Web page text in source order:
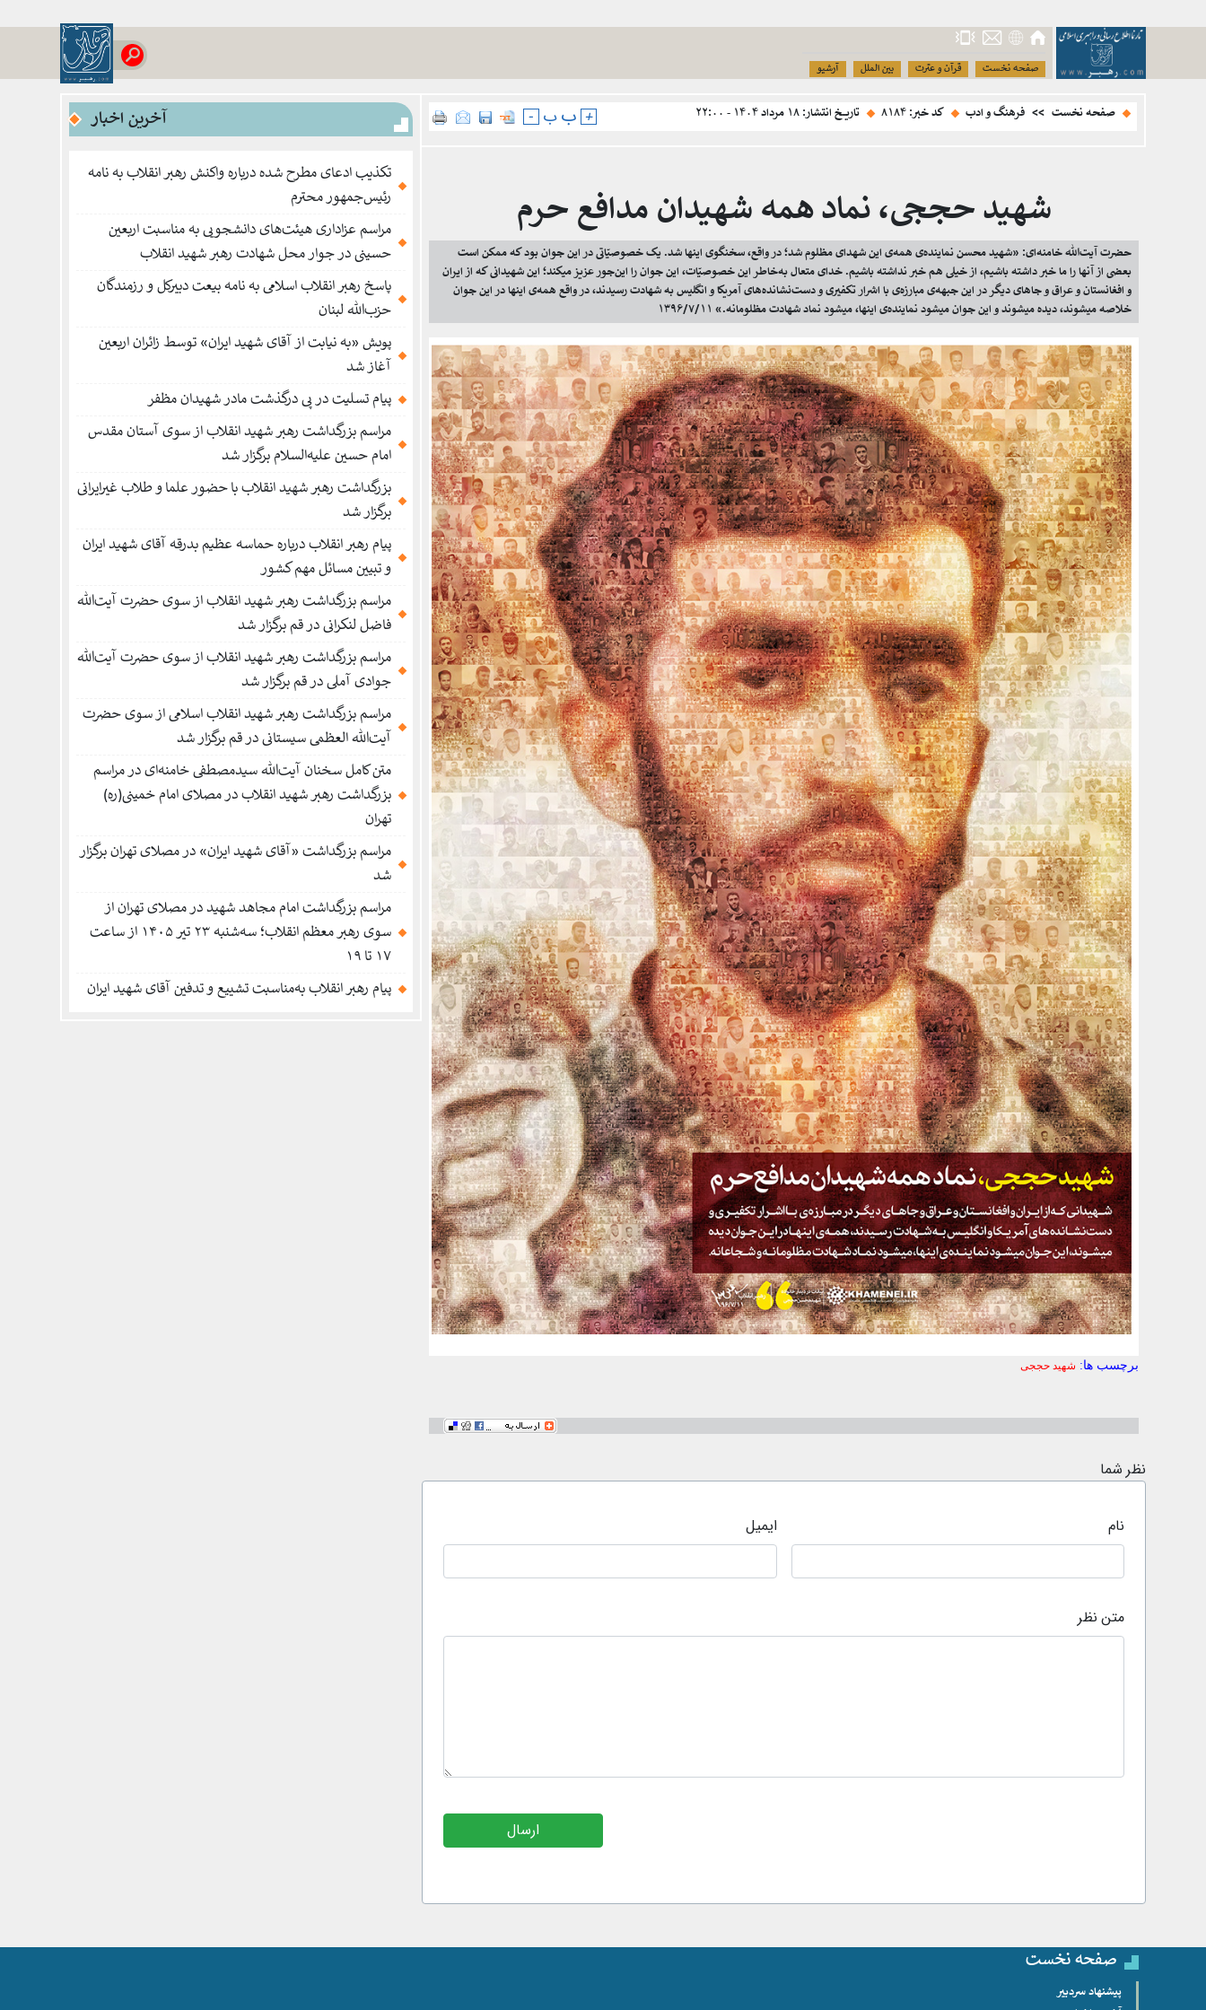
صفحه نخست قرآن و عترت بین الملل آرشیو
صفحه نخست >> فرهنگ و ادب کد خبر: ۸۱۸۴ تاریخ انتشار: ۱۸ مرداد ۱۴۰۴ - ۲۲:۰۰ - ب ب +
شهید حججی، نماد همه شهیدان مدافع حرم
حضرت آیت‌الله خامنه‌ای: «شهید محسن نماینده‌ی همه‌ی این شهدای مظلوم شد؛ در واقع، سخنگوی اینها شد. یک خصوصیّاتی در این جوان بود که ممکن است
بعضی از آنها را ما خبر داشته باشیم، از خیلی هم خبر نداشته باشیم. خدای متعال به‌خاطر این خصوصیّات، این جوان را این‌جور عزیز میکند؛ این شهیدانی که از ایران
و افغانستان و عراق و جاهای دیگر در این جبهه‌ی مبارزه‌ی با اشرار تکفیری و دست‌نشانده‌های آمریکا و انگلیس به شهادت رسیدند، در ‌واقع همه‌ی اینها در این جوان
خلاصه میشوند، دیده میشوند و این جوان میشود نماینده‌ی اینها، میشود نماد شهادت مظلومانه.» ۱۳۹۶/۷/۱۱
برچسب ها: شهید حججی
نظر شما
نام ایمیل
متن نظر
آخرین اخبار
تکذیب ادعای مطرح شده درباره واکنش رهبر انقلاب به نامه
رئیس‌جمهور محترم
مراسم عزاداری هیئت‌های دانشجویی به مناسبت اربعین
حسینی در جوار محل شهادت رهبر شهید انقلاب
پاسخ رهبر انقلاب اسلامی به نامه بیعت دبیرکل و رزمندگان
حزب‌الله لبنان
پویش «به نیابت از آقای شهید ایران» توسط زائران اربعین
آغاز شد
پیام تسلیت در پی درگذشت مادر شهیدان مظفر
مراسم بزرگداشت رهبر شهید انقلاب از سوی آستان مقدس
امام حسین علیه‌السلام برگزار شد
بزرگداشت رهبر شهید انقلاب با حضور علما و طلاب غیر‌‌‌ایرانی
برگزار شد
پیام رهبر انقلاب درباره حماسه عظیم بدرقه آقای شهید ایران
و تبیین مسائل مهم کشور
مراسم بزرگداشت رهبر شهید انقلاب از سوی حضرت آیت‌الله
فاضل لنکرانی در قم برگزار شد
مراسم بزرگداشت رهبر شهید انقلاب از سوی حضرت آیت‌الله
جوادی آملی در قم برگزار شد
مراسم بزرگداشت رهبر شهید انقلاب اسلامی از سوی حضرت
آیت‌الله العظمی سیستانی در قم برگزار شد
متن کامل سخنان آیت‌الله سیدمصطفی خامنه‌ای در مراسم
بزرگداشت رهبر شهید انقلاب در مصلای امام خمینی(ره)
تهران
مراسم بزرگداشت «آقای شهید ایران» در مصلای تهران برگزار
شد
مراسم بزرگداشت امام مجاهد شهید در مصلای تهران از
سوی رهبر معظم انقلاب؛ سه‌شنبه ۲۳ تیر ۱۴۰۵ از ساعت
۱۷ تا ۱۹
پیام رهبر انقلاب به‌مناسبت تشییع و تدفین آقای شهید ایران
صفحه نخست
پیشنهاد سردبیر